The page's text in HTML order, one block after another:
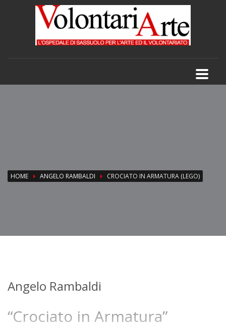
HOME ANGELO RAMBALDI CROCIATO IN ARMATURA (LEGO)
Angelo Rambaldi
“Crociato in Armatura”